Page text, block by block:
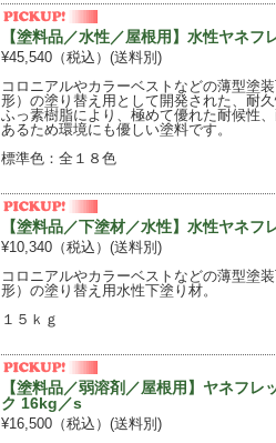
【塗料品／水性／屋根用】水性ヤネ
¥45,540（税込） (送料別)
コロニアルやカラーベストなどの薄型塗
形）の塗り替え用として開発された、耐久
ふっ素樹脂により、極めて優れた耐候性
あるため環境にも優しい塗料です。
標準色：全１８色
【塗料品／下塗材／水性】水性ヤネ
¥10,340（税込） (送料別)
コロニアルやカラーベストなどの薄型塗
形）の塗り替え用水性下塗り材。
１５ｋｇ
【塗料品／弱溶剤／屋根用】ヤネフレ
ク 16kg／s
¥16,500（税込） (送料別)